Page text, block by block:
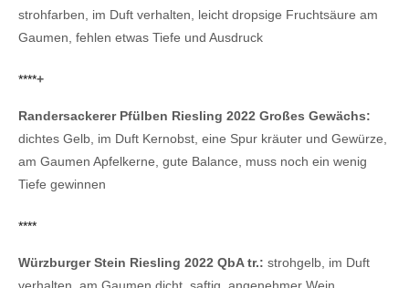
strohfarben, im Duft verhalten, leicht dropsige Fruchtsäure am
Gaumen, fehlen etwas Tiefe und Ausdruck
****+
Randersackerer Pfülben Riesling 2022 Großes Gewächs:
dichtes Gelb, im Duft Kernobst, eine Spur kräuter und Gewürze,
am Gaumen Apfelkerne, gute Balance, muss noch ein wenig
Tiefe gewinnen
****
Würzburger Stein Riesling 2022 QbA tr.: strohgelb, im Duft
verhalten, am Gaumen dicht, saftig, angenehmer Wein